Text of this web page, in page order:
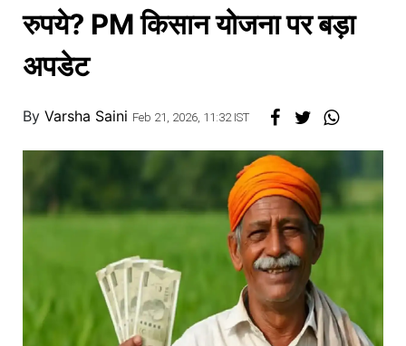
लाईफस्टाईल
टेक्नोलॉजी
ट्रॅव्हल
रुपये? PM किसान योजना पर बड़ा
अपडेट
By Varsha Saini Feb 21, 2026, 11:32 IST